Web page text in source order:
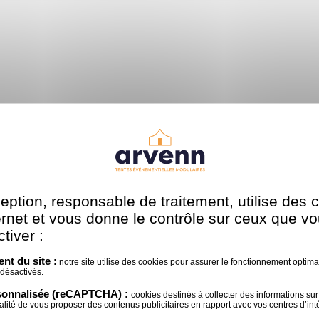
toit translucide 680g/m² pvc coloris blanc. Nous
la raison pour laquelle nos bâches sont M2,
avons installé des rideaux moitié cristal /
du démontage, nous rebouchons les trous avant
portes vitrées limitaient les pertes de
responsable de traitement, utilise des
et vous donne le contrôle sur ceux que
:
du site : notre site utilise des cookies pour assurer le fonctionnement
(reCAPTCHA) :cookies destinés à collecter des informations
de vous proposer des contenus publicitaires en rapport avec vos centres